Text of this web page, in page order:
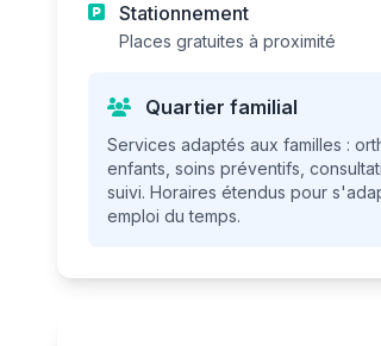
Stationnement
Places gratuites à proximité
Quartier familial
Services adaptés aux familles :
enfants, soins préventifs,
suivi. Horaires étendus pour
emploi du temps.